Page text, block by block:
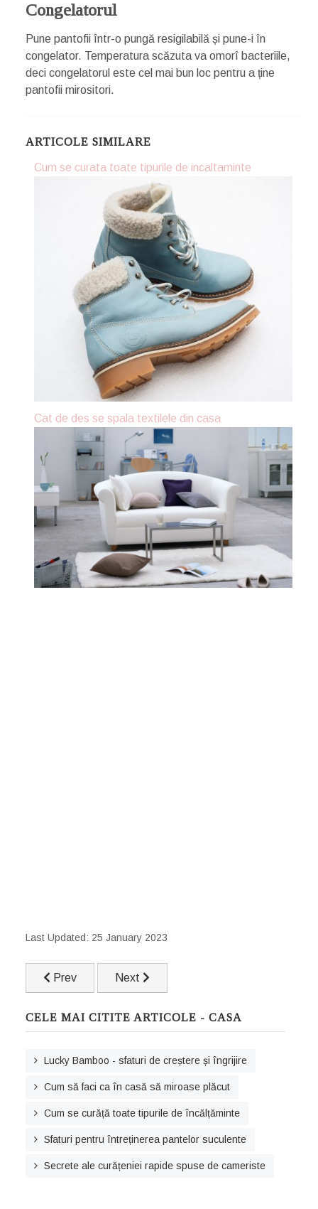
Congelatorul
Pune pantofii într-o pungă resigilabilă și pune-i în
congelator. Temperatura scăzuta va omorî bacteriile,
deci congelatorul este cel mai bun loc pentru a ține
pantofii mirositori.
ARTICOLE SIMILARE
Cum se curata toate tipurile de incaltaminte
Cat de des se spala textilele din casa
Last Updated: 25 January 2023
Previous article: 4 lucruri pe care le fac oameni
Prev Next article: Secrete ale curățeniei
Next
CELE MAI CITITE ARTICOLE - CASA
Lucky Bamboo - sfaturi de creștere și îngrijire
Cum să faci ca în casă să miroase plăcut
Cum se curăță toate tipurile de încălțăminte
Sfaturi pentru întreținerea pantelor suculente
Secrete ale curățeniei rapide spuse de cameriste